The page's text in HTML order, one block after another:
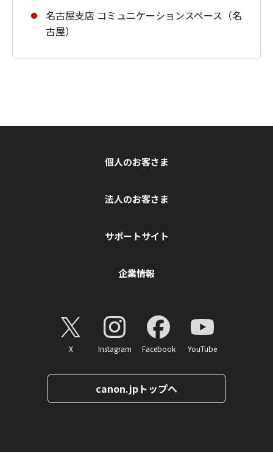
名古屋支店 コミュニケーションスペース（名
古屋）
個人のお客さま
法人のお客さま
サポートサイト
企業情報
X Instagram Facebook YouTube
canon.jpトップへ